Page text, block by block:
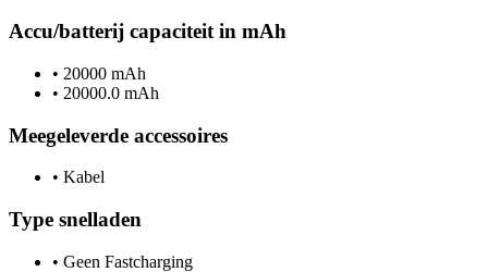
Accu/batterij capaciteit in mAh
• 20000 mAh
• 20000.0 mAh
Meegeleverde accessoires
• Kabel
Type snelladen
• Geen Fastcharging